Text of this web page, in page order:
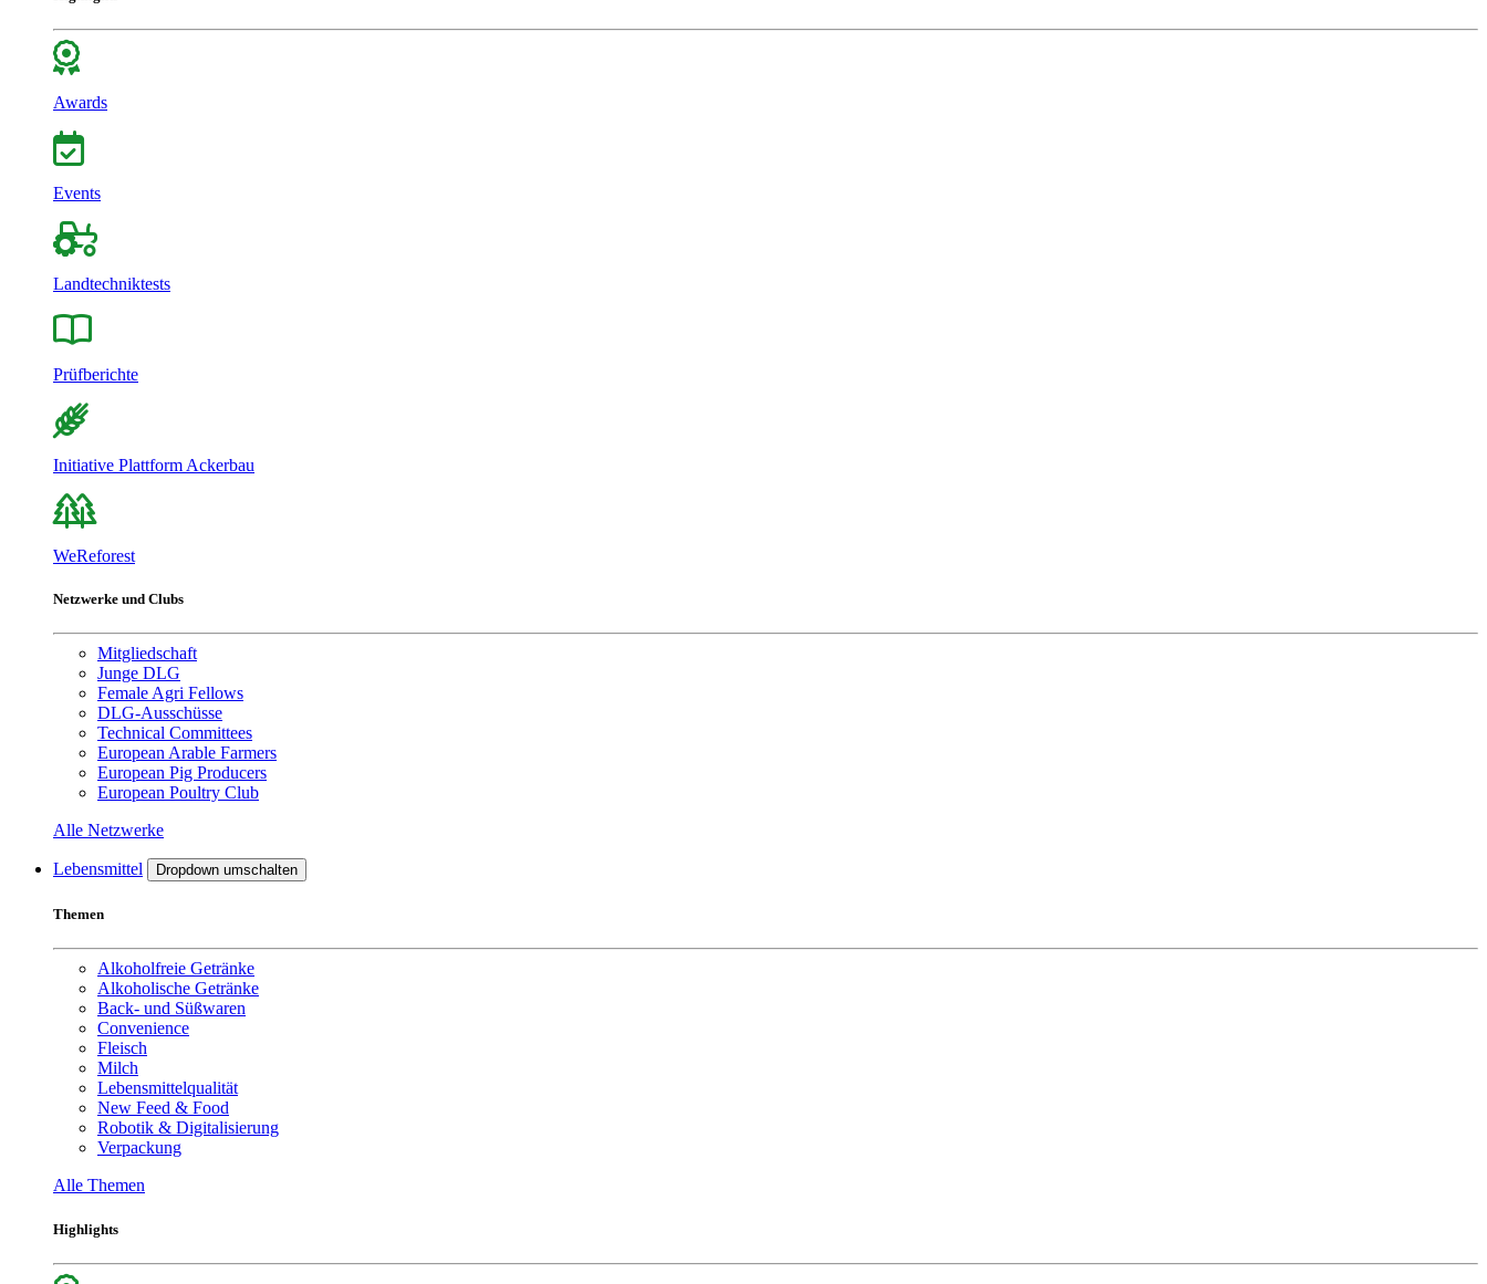
Awards
Events
Landtechniktests
Prüfberichte
Initiative Plattform Ackerbau
WeReforest
Netzwerke und Clubs
Mitgliedschaft
Junge DLG
Female Agri Fellows
DLG-Ausschüsse
Technical Committees
European Arable Farmers
European Pig Producers
European Poultry Club
Alle Netzwerke
Lebensmittel Dropdown umschalten
Themen
Alkoholfreie Getränke
Alkoholische Getränke
Back- und Süßwaren
Convenience
Fleisch
Milch
Lebensmittelqualität
New Feed & Food
Robotik & Digitalisierung
Verpackung
Alle Themen
Highlights